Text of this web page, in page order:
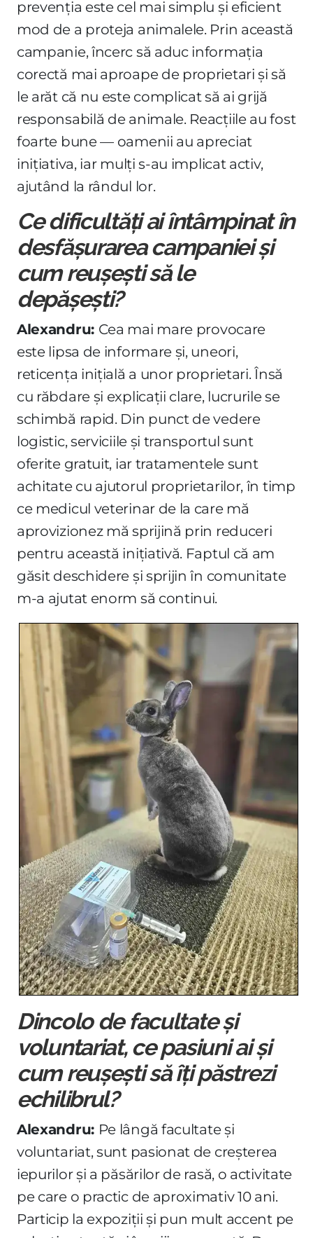
prevenția este cel mai simplu și eficient
mod de a proteja animalele. Prin această
campanie, încerc să aduc informația
corectă mai aproape de proprietari și să
le arăt că nu este complicat să ai grijă
responsabilă de animale. Reacțiile au fost
foarte bune — oamenii au apreciat
inițiativa, iar mulți s-au implicat activ,
ajutând la rândul lor.
Ce dificultăți ai întâmpinat în
desfășurarea campaniei și
cum reușești să le
depășești?
Alexandru: Cea mai mare provocare
este lipsa de informare și, uneori,
reticența inițială a unor proprietari. Însă
cu răbdare și explicații clare, lucrurile se
schimbă rapid. Din punct de vedere
logistic, serviciile și transportul sunt
oferite gratuit, iar tratamentele sunt
achitate cu ajutorul proprietarilor, în timp
ce medicul veterinar de la care mă
aprovizionez mă sprijină prin reduceri
pentru această inițiativă. Faptul că am
găsit deschidere și sprijin în comunitate
m-a ajutat enorm să continui.
Dincolo de facultate și
voluntariat, ce pasiuni ai și
cum reușești să îți păstrezi
echilibrul?
Alexandru: Pe lângă facultate și
voluntariat, sunt pasionat de creșterea
iepurilor și a păsărilor de rasă, o activitate
pe care o practic de aproximativ 10 ani.
Particip la expoziții și pun mult accent pe